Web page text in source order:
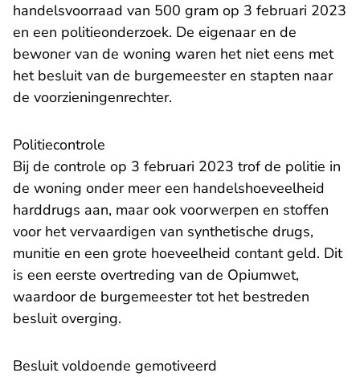
handelsvoorraad van 500 gram op 3 februari 2023
en een politieonderzoek. De eigenaar en de
bewoner van de woning waren het niet eens met
het besluit van de burgemeester en stapten naar
de voorzieningenrechter.
Politiecontrole
Bij de controle op 3 februari 2023 trof de politie in
de woning onder meer een handelshoeveelheid
harddrugs aan, maar ook voorwerpen en stoffen
voor het vervaardigen van synthetische drugs,
munitie en een grote hoeveelheid contant geld. Dit
is een eerste overtreding van de Opiumwet,
waardoor de burgemeester tot het bestreden
besluit overging.
Besluit voldoende gemotiveerd